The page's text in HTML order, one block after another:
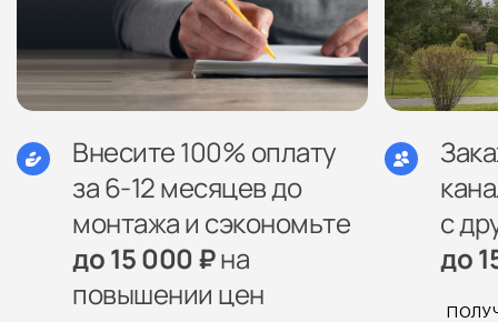
Внесите 100% оплату
за 6-12 месяцев до
монтажа и сэкономьте
до 15 000 ₽на
повышении цен
с
до